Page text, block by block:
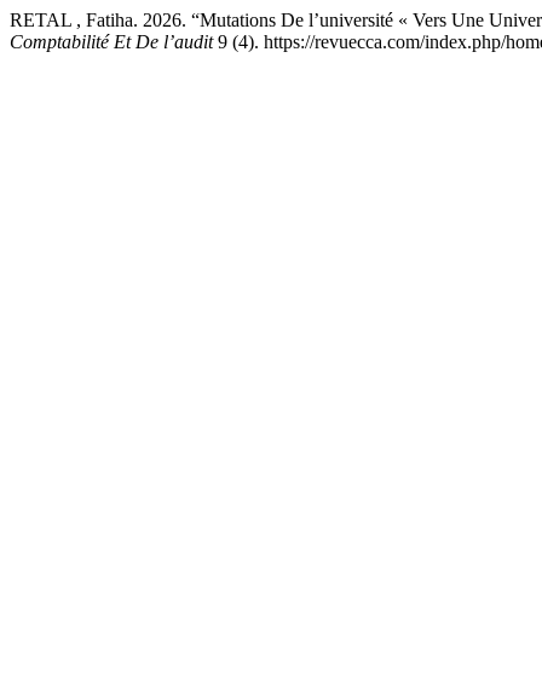
RETAL , Fatiha. 2026. “Mutations De l’université « Vers Une
Comptabilité Et De l’audit9 (4). https://revuecca.com/index.php/